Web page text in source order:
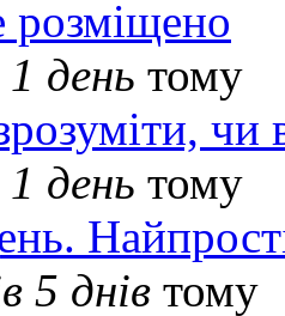
розміщено
день тому
чи
день тому
5 днів тому